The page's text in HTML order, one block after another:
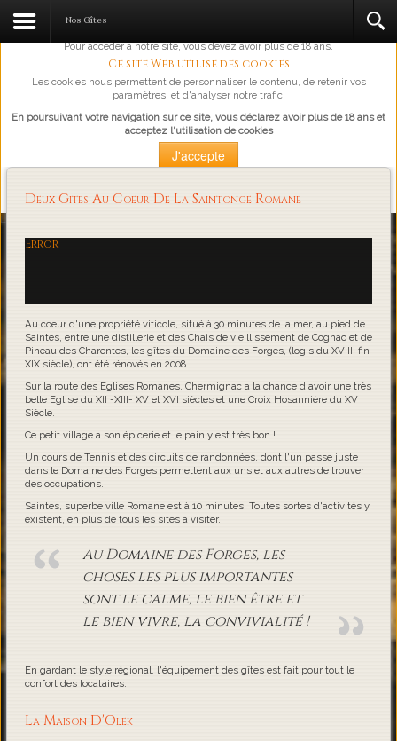
L'abus d'alcool est dangereux pour la santé, à consommer avec
Pour accéder à notre site, vous devez avoir plus de 18 ans.
Ce site Web utilise des cookies
Les cookies nous permettent de personnaliser le contenu, de retenir vos
paramètres, et d'analyser notre trafic.
En poursuivant votre navigation sur ce site, vous déclarez avoir plus de 18 ans et
acceptez l'utilisation de cookies
J'accepte
Loading...
Nos Gîtes
Deux Gites Au Coeur De La Saintonge Romane
Error
Au coeur d'une propriété viticole, situé à 30 minutes de la mer, au pied de
Saintes, entre une distillerie et des Chais de vieillissement de Cognac et de
Pineau des Charentes, les gîtes du Domaine des Forges, (logis du XVIII, fin
XIX siècle), ont été rénovés en 2008.
Sur la route des Eglises Romanes, Chermignac a la chance d'avoir une très
belle Eglise du XII -XIII- XV et XVI siècles et une Croix Hosannière du XV
Siècle.
Ce petit village a son épicerie et le pain y est très bon !
Un cours de Tennis et des circuits de randonnées, dont l'un passe juste
dans le Domaine des Forges permettent aux uns et aux autres de trouver
des occupations.
Saintes, superbe ville Romane est à 10 minutes. Toutes sortes d'activités y
existent, en plus de tous les sites à visiter.
Au Domaine des Forges, les
choses les plus importantes
sont le calme, le bien être et
le bien vivre, la convivialité !
En gardant le style régional, l'équipement des gîtes est fait pour tout le
confort des locataires.
La Maison D'Olek